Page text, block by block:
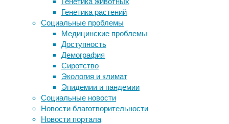
Генетика растений
Социальные проблемы
Медицинские проблемы
Доступность
Демография
Сиротство
Экология и климат
Эпидемии и пандемии
Социальные новости
Новости благотворительности
Новости портала
потревожить
медицинским
вмешательством,
бактерии
проснутся
запустят
инфекционную
болезнь.